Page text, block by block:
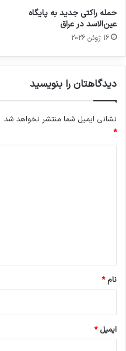
حمله راکتی جدید به پایگاه
عین‌الاسد در عراق
16 ژوئن 2026
دیدگاهتان را بنویسید
نشانی ایمیل شما منتشر نخواهد شد.
*
نام*
ایمیل*